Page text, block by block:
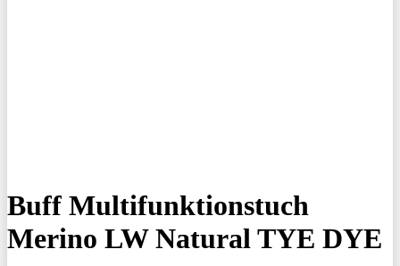
Buff Multifunktionstuch
Merino LW Natural TYE DYE